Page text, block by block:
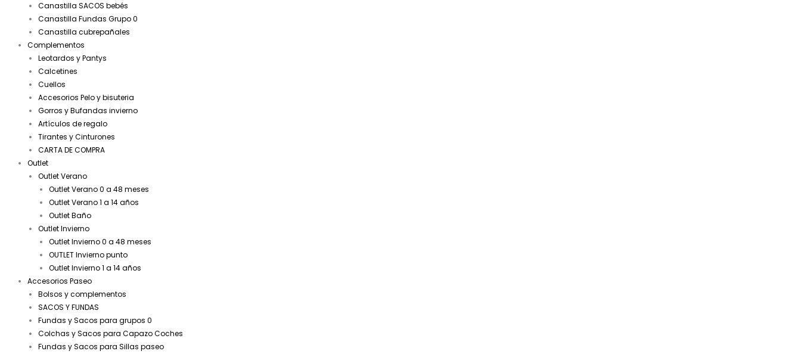
Canastilla SACOS bebés
Canastilla Fundas Grupo 0
Canastilla cubrepañales
Complementos
Leotardos y Pantys
Calcetines
Cuellos
Accesorios Pelo y bisuteria
Gorros y Bufandas invierno
Artículos de regalo
Tirantes y Cinturones
CARTA DE COMPRA
Outlet
Outlet Verano
Outlet Verano 0 a 48 meses
Outlet Verano 1 a 14 años
Outlet Baño
Outlet Invierno
Outlet Invierno 0 a 48 meses
OUTLET Invierno punto
Outlet Invierno 1 a 14 años
Accesorios Paseo
Bolsos y complementos
SACOS Y FUNDAS
Fundas y Sacos para grupos 0
Colchas y Sacos para Capazo Coches
Fundas y Sacos para Sillas paseo